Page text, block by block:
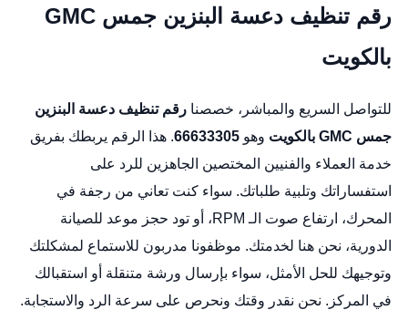
رقم تنظيف دعسة البنزين جمس GMC
بالكويت
للتواصل السريع والمباشر، خصصنا رقم تنظيف دعسة البنزين
جمس GMC بالكويت
وهو 66633305. هذا الرقم يربطك بفريق
خدمة العملاء والفنيين المختصين الجاهزين للرد على
استفساراتك وتلبية طلباتك. سواء كنت تعاني من رجفة في
المحرك، ارتفاع صوت الـ RPM، أو تود حجز موعد للصيانة
الدورية، نحن هنا لخدمتك. موظفونا مدربون للاستماع لمشكلتك
وتوجيهك للحل الأمثل، سواء بإرسال ورشة متنقلة أو استقبالك
في المركز. نحن نقدر وقتك ونحرص على سرعة الرد والاستجابة.